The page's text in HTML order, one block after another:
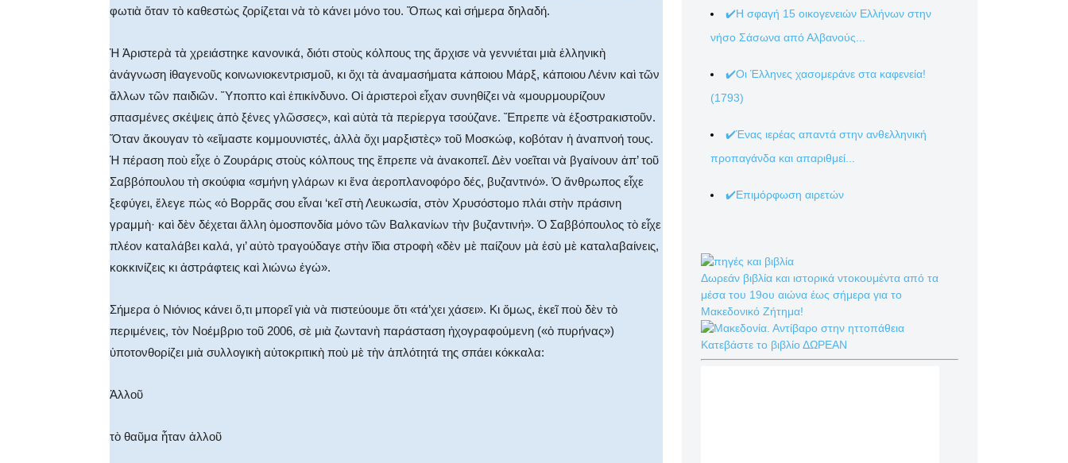
φωτιὰ ὅταν τὸ καθεστὼς ζορίζεται νὰ τὸ κάνει μόνο του. Ὅπως καὶ σήμερα δηλαδή.
Ἡ Ἀριστερὰ τὰ χρειάστηκε κανονικά, διότι στοὺς κόλπους της ἄρχισε νὰ γεννιέται μιὰ ἑλληνικὴ
ἀνάγνωση ἰθαγενοῦς κοινωνιοκεντρισμοῦ, κι ὄχι τὰ ἀναμασήματα κάποιου Μάρξ, κάποιου Λένιν καὶ τῶν
ἄλλων τῶν παιδιῶν. Ὕποπτο καὶ ἐπικίνδυνο. Οἱ ἀριστεροὶ εἶχαν συνηθίζει νὰ «μουρμουρίζουν
σπασμένες σκέψεις ἀπὸ ξένες γλῶσσες», καὶ αὐτὰ τὰ περίεργα τσούζανε. Ἔπρεπε νὰ ἐξοστρακιστοῦν.
Ὅταν ἄκουγαν τὸ «εἴμαστε κομμουνιστές, ἀλλὰ ὄχι μαρξιστὲς» τοῦ Μοσκώφ, κοβόταν ἡ ἀναπνοή τους.
Ἡ πέραση ποὺ εἶχε ὁ Ζουράρις στοὺς κόλπους της ἔπρεπε νὰ ἀνακοπεῖ. Δὲν νοεῖται νὰ βγαίνουν ἀπ’ τοῦ
Σαββόπουλου τὴ σκούφια «σμήνη γλάρων κι ἕνα ἀεροπλανοφόρο δές, βυζαντινό». Ὁ ἄνθρωπος εἶχε
ξεφύγει, ἔλεγε πὼς «ὁ Βορρᾶς σου εἶναι ‘κεῖ στὴ Λευκωσία, στὸν Χρυσόστομο πλάι στὴν πράσινη
γραμμὴ· καὶ δὲν δέχεται ἄλλη ὁμοσπονδία μόνο τῶν Βαλκανίων τὴν βυζαντινή». Ὁ Σαββόπουλος τὸ εἶχε
πλέον καταλάβει καλά, γι’ αὐτὸ τραγούδαγε στὴν ἴδια στροφὴ «δὲν μὲ παίζουν μὰ ἐσὺ μὲ καταλαβαίνεις,
κοκκινίζεις κι ἀστράφτεις καὶ λιώνω ἐγώ».
Σήμερα ὁ Νιόνιος κάνει ὅ,τι μπορεῖ γιὰ νὰ πιστεύουμε ὅτι «τά’χει χάσει». Κι ὅμως, ἐκεῖ ποὺ δὲν τὸ
περιμένεις, τὸν Νοέμβριο τοῦ 2006, σὲ μιὰ ζωντανὴ παράσταση ἠχογραφούμενη («ὁ πυρήνας»)
ὑποτονθορίζει μιὰ συλλογικὴ αὐτοκριτικὴ ποὺ μὲ τὴν ἁπλότητά της σπάει κόκκαλα:
Ἀλλοῦ
τὸ θαῦμα ἦταν ἀλλοῦ
✔️Η σφαγή 15 οικογενειών Ελλήνων στην
νήσο Σάσωνα από Αλβανούς...
✔️Οι Έλληνες χασομεράνε στα καφενεία!
(1793)
✔️Ένας ιερέας απαντά στην ανθελληνική
προπαγάνδα και απαριθμεί...
✔️Επιμόρφωση αιρετών
Δωρεάν βιβλία και ιστορικά ντοκουμέντα από τα
μέσα του 19ου αιώνα έως σήμερα για το
Μακεδονικό Ζήτημα!
Κατεβάστε το βιβλίο ΔΩΡΕΑΝ